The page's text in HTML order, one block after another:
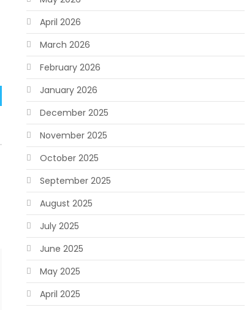
April 2026
March 2026
February 2026
January 2026
December 2025
November 2025
October 2025
September 2025
August 2025
July 2025
June 2025
May 2025
April 2025